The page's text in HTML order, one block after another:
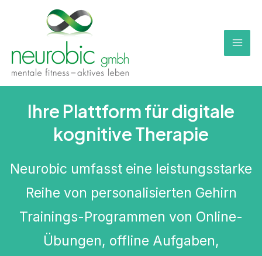
Ihre Plattform für digitale
kognitive Therapie
Neurobic umfasst eine leistungsstarke
Reihe von personalisierten Gehirn
Trainings-Programmen von Online-
Übungen, offline Aufgaben,